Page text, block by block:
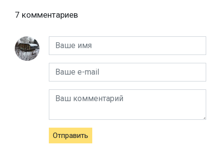
7 комментариев
Отправить